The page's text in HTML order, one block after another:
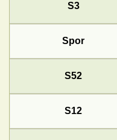
S3
Spor
S52
S12